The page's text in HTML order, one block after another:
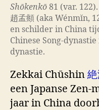
Shōkenkō 81 (var. 122).
趙孟頫 (aka Wénmĭn,
en schilder in China
Chinese Song-
dynastie.
Zekkai Chūshin
een Japanse
jaar in China